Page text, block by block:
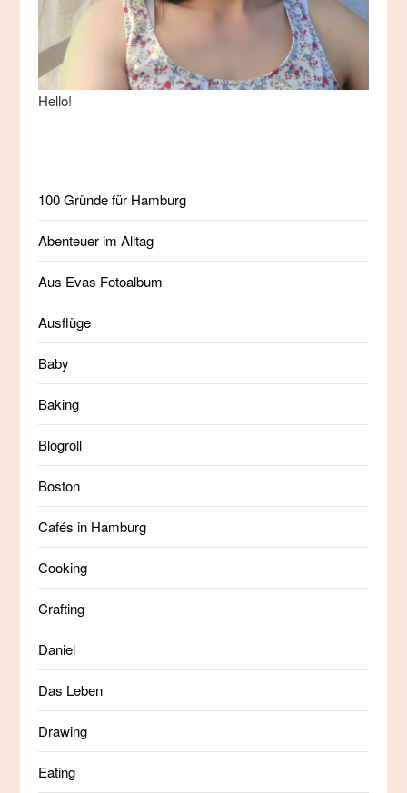
Hello!
100 Gründe für Hamburg
Abenteuer im Alltag
Aus Evas Fotoalbum
Ausflüge
Baby
Baking
Blogroll
Boston
Cafés in Hamburg
Cooking
Crafting
Daniel
Das Leben
Drawing
Eating